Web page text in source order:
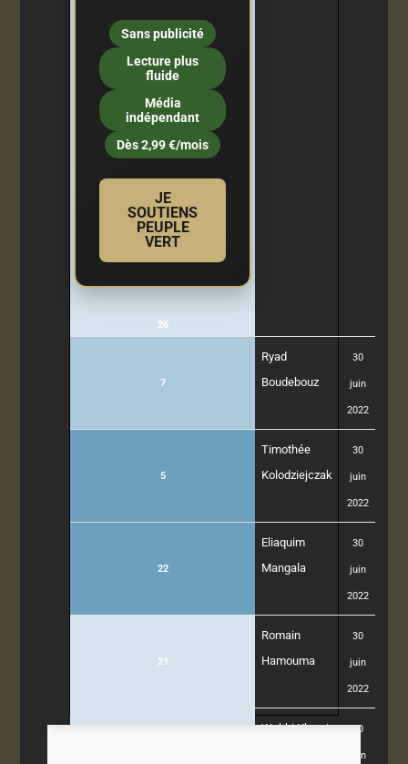
Sans publicité
Lecture plus
fluide
Média
indépendant
Dès 2,99 €/mois
JE
SOUTIENS
PEUPLE
VERT
26
7
Ryad
Boudebouz
30
juin
2022
5
Timothée
Kolodziejczak
30
juin
2022
22
Eliaquim
Mangala
30
juin
2022
21
Romain
Hamouma
30
juin
2022
Wahbi Khazri 30
juin